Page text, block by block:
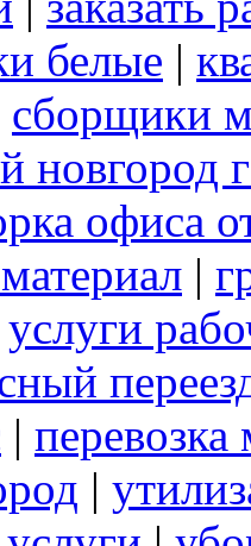
белые |
сборщики
новгород
офиса
|
услуги
|
|